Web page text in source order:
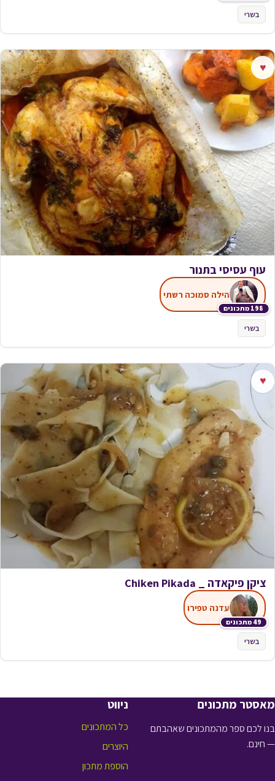
בשרי
♥
עוף עסיסי בתנור
198 מתכונים
הילה סמוכה רשתי
בשרי
♥
ציקן פיקאדה _ Chiken Pikada
49 מתכונים
עדנה טפירו
בשרי
מאסטר מתכונים
בנו לכם ספר מהמתכונים שאהבתם
— חינם.
ניווט
כל המתכונים
היוצרים
הוספת מתכון